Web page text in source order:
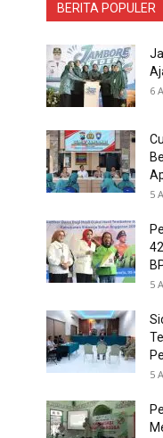
BERITA POPULER
6
5
5
5